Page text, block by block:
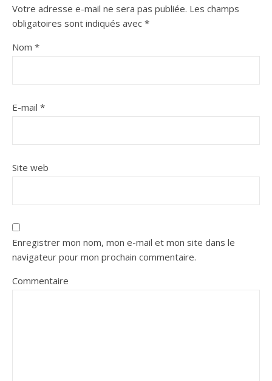
Votre adresse e-mail ne sera pas publiée. Les champs
obligatoires sont indiqués avec *
Nom *
E-mail *
Site web
Enregistrer mon nom, mon e-mail et mon site dans le
navigateur pour mon prochain commentaire.
Commentaire